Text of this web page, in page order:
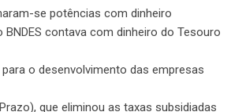
se potências com dinheiro
contava com dinheiro do Tesouro
o desenvolvimento das empresas
que eliminou as taxas subsidiadas